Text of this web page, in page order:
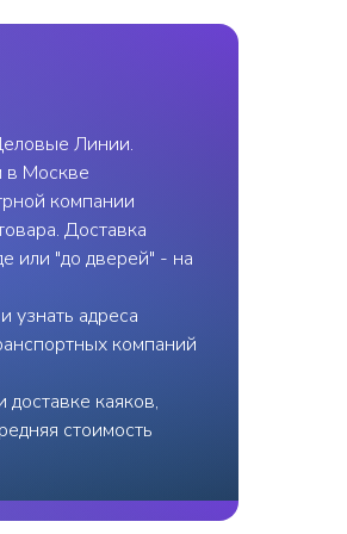
Линии.
в Москве
компании
Доставка
или "до дверей" - на
узнать адреса
компаний
каяков,
стоимость